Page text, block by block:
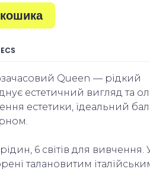
Queen — рідкий
естетичний вигляд та
естетики, ідеальний
6 світів для вивчення.
талановитим